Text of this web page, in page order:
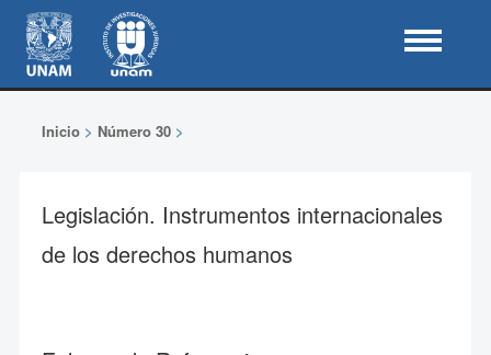
Inicio> Número 30>
Legislación. Instrumentos internacionales
de los derechos humanos